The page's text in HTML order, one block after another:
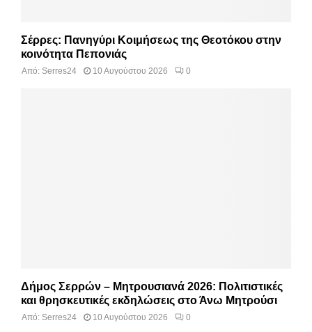
Σέρρες: Πανηγύρι Κοιμήσεως της Θεοτόκου στην
κοινότητα Πεπονιάς
Από: Serres24 10 Αυγούστου 2026 0
Δήμος Σερρών – Μητρουσιανά 2026: Πολιτιστικές
και θρησκευτικές εκδηλώσεις στο Άνω Μητρούσι
Από: Serres24 10 Αυγούστου 2026 0